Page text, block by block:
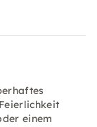
einem